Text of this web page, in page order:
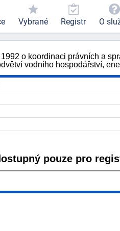
o koordinaci právních a
vodního hospodářství,
pouze pro
Vybrané Registr O